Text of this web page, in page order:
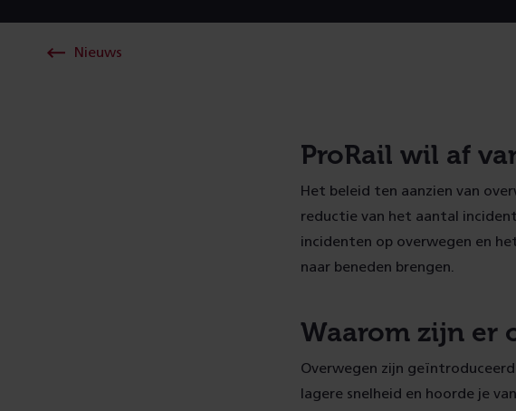
Nieuws
ProRail wil af
Het beleid ten aanzien van
reductie van het aantal
incidenten op overwegen en
naar beneden brengen.
Waarom zijn er
Overwegen zijn
lagere snelheid en hoorde je